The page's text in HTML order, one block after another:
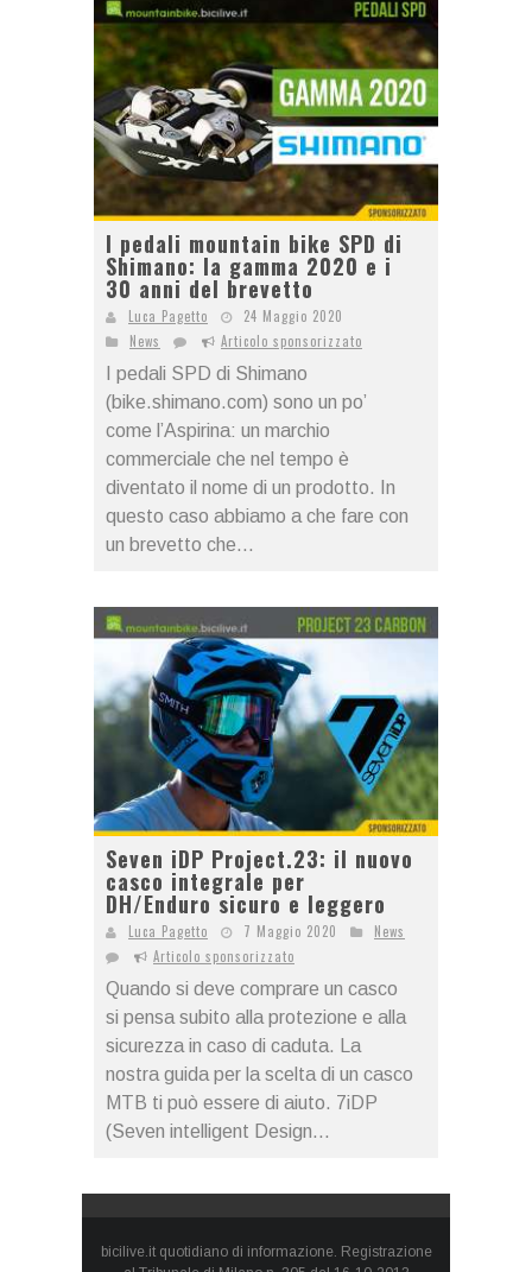
I pedali mountain bike SPD di
Shimano: la gamma 2020 e i
30 anni del brevetto
Luca Pagetto
24 Maggio 2020
News
Articolo sponsorizzato
I pedali SPD di Shimano
(bike.shimano.com) sono un po’
come l’Aspirina: un marchio
commerciale che nel tempo è
diventato il nome di un prodotto. In
questo caso abbiamo a che fare con
un brevetto che...
Seven iDP Project.23: il nuovo
casco integrale per
DH/Enduro sicuro e leggero
Luca Pagetto 7 Maggio 2020
News
Articolo sponsorizzato
Quando si deve comprare un casco
si pensa subito alla protezione e alla
sicurezza in caso di caduta. La
nostra guida per la scelta di un casco
MTB ti può essere di aiuto. 7iDP
(Seven intelligent Design...
bicilive.it quotidiano di informazione. Registrazione